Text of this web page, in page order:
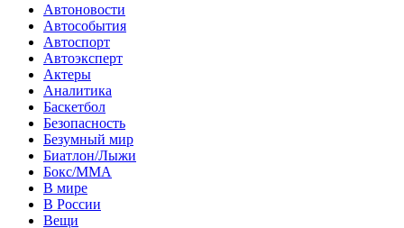
Автоновости
Автособытия
Автоспорт
Автоэксперт
Актеры
Аналитика
Баскетбол
Безопасность
Безумный мир
Биатлон/Лыжи
Бокс/MMA
В мире
В России
Вещи